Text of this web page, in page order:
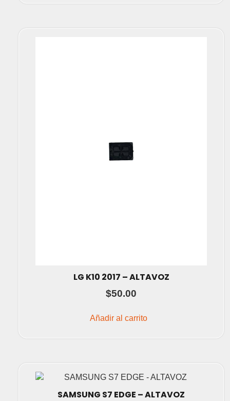
LG K10 2017 – ALTAVOZ
$50.00
Añadir al carrito
SAMSUNG S7 EDGE – ALTAVOZ